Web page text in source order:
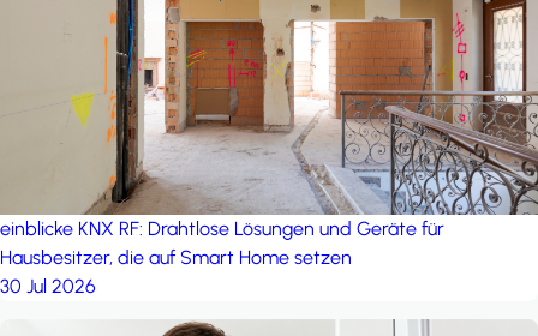
einblicke KNX RF: Drahtlose Lösungen und Geräte für
Hausbesitzer, die auf Smart Home setzen
30 Jul 2026